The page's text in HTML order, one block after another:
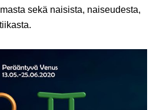
sekä naisista, naiseudesta,